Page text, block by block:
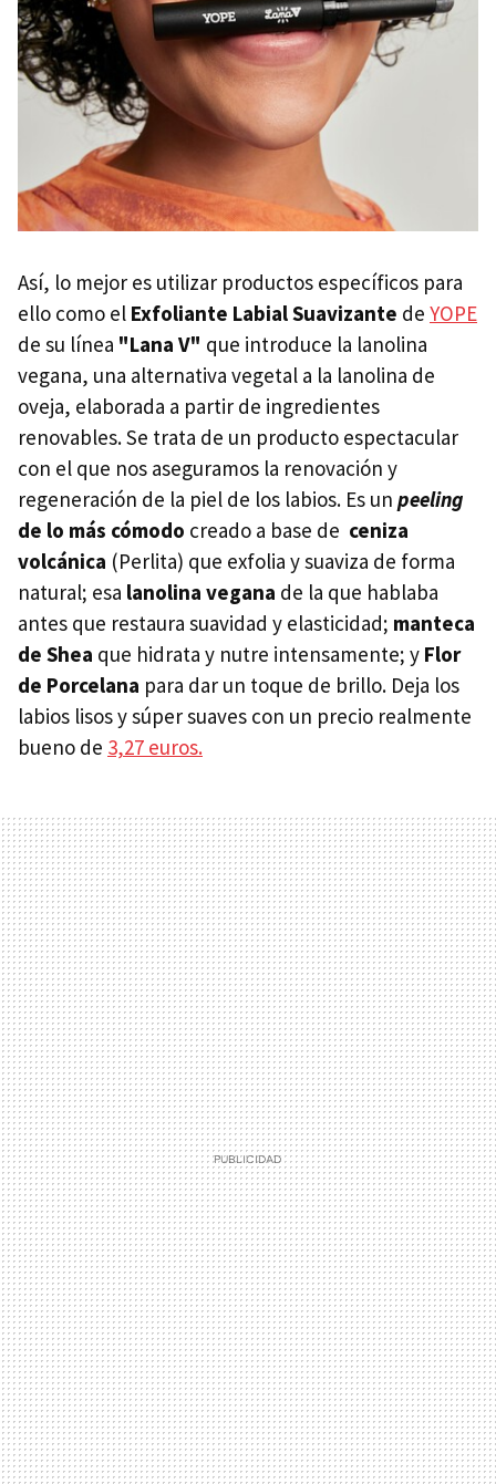
Así, lo mejor es utilizar productos específicos para
ello como el Exfoliante Labial Suavizante de YOPE
de su línea "Lana V" que introduce la lanolina
vegana, una alternativa vegetal a la lanolina de
oveja, elaborada a partir de ingredientes
renovables. Se trata de un producto espectacular
con el que nos aseguramos la renovación y
regeneración de la piel de los labios. Es un peeling
de lo más cómodo creado a base de ceniza
volcánica (Perlita) que exfolia y suaviza de forma
natural; esa lanolina vegana de la que hablaba
antes que restaura suavidad y elasticidad; manteca
de Shea que hidrata y nutre intensamente; y Flor
de Porcelana para dar un toque de brillo. Deja los
labios lisos y súper suaves con un precio realmente
bueno de 3,27 euros.